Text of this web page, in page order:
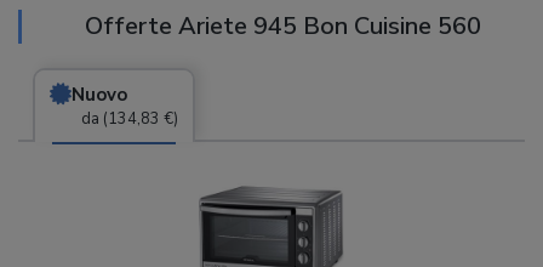
Offerte Ariete 945 Bon Cuisine 560
Nuovo
da (134,83 €)